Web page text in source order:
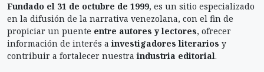
Fundado el 31 de octubre de 1999, es un sitio especializado
en la difusión de la narrativa venezolana, con el fin de
propiciar un puente entre autores y lectores, ofrecer
información de interés ainvestigadores literarios y
contribuir a fortalecer nuestraindustria editorial.